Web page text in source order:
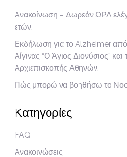
Ανακοίνωση – Δωρεάν ΩΡΛ
ετών.
Εκδήλωση για το Alzheimer
Αίγινας “Ο Άγιος Διονύσιος”
Αρχιεπισκοπής Αθηνών.
Πώς μπορώ να βοηθήσω το
Κατηγορίες
FAQ
Ανακοινώσεις